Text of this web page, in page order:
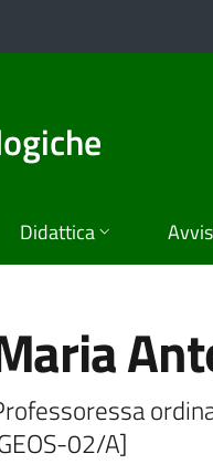
Didattica
02/A]